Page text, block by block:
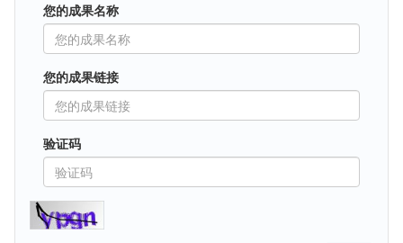
您的成果名称
您的成果链接
验证码